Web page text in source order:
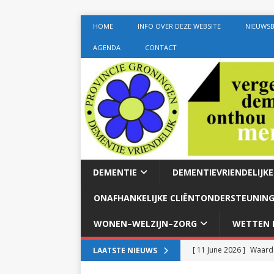
HOME INFO OVER DEZE WEBSITE
AGENDA CONTACT
DEMENTIE
ONAFHANKELIJKE
WONEN–WELZIJN–ZORG WETTEN
LAATSTE NIEUWS [ 11 June 2026 ]